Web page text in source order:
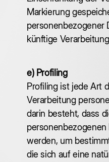
Markierung
personenbezogener
künftige
e) Profiling
Profiling ist jede Art
Verarbeitung
darin besteht, dass
werden, um
die sich auf eine